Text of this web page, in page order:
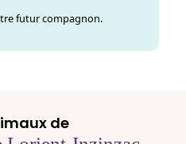
futur compagnon.
de